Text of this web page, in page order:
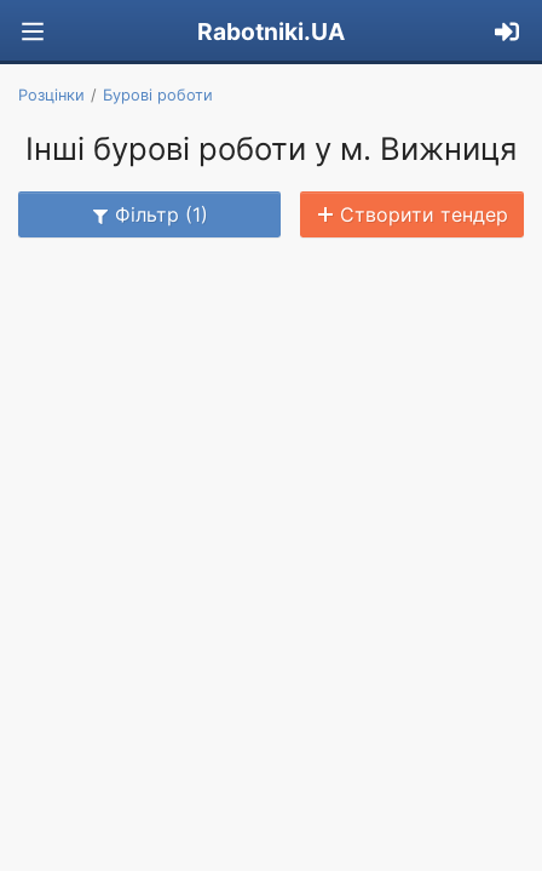
Rabotniki.UA
Розцінки Бурові роботи
Інші бурові роботи у м. Вижниця
Фільтр (1) Створити тендер